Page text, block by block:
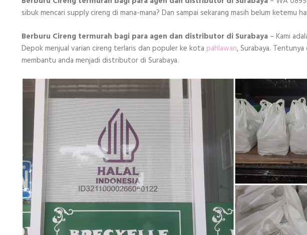
agen
dan
distributor
Surabaya
sibuk mencari supply cireng di mana-mana? Dan sampai sekarang masih belum ketemu
Berburu Cireng termurah bagi para agen dan distributor di Surabaya – Kami
Depok menjual varian cireng terlaris dan populer ke kota pahlawan, Surabaya.
membantu anda menjadi distributor di Surabaya.